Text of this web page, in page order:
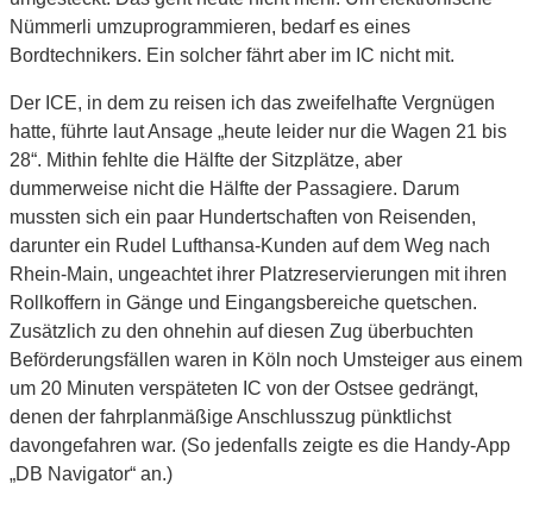
Nümmerli umzuprogrammieren, bedarf es eines
Bordtechnikers. Ein solcher fährt aber im IC nicht mit.
Der ICE, in dem zu reisen ich das zweifelhafte Vergnügen
hatte, führte laut Ansage „heute leider nur die Wagen 21 bis
28“. Mithin fehlte die Hälfte der Sitzplätze, aber
dummerweise nicht die Hälfte der Passagiere. Darum
mussten sich ein paar Hundertschaften von Reisenden,
darunter ein Rudel Lufthansa-Kunden auf dem Weg nach
Rhein-Main, ungeachtet ihrer Platzreservierungen mit ihren
Rollkoffern in Gänge und Eingangsbereiche quetschen.
Zusätzlich zu den ohnehin auf diesen Zug überbuchten
Beförderungsfällen waren in Köln noch Umsteiger aus einem
um 20 Minuten verspäteten IC von der Ostsee gedrängt,
denen der fahrplanmäßige Anschlusszug pünktlichst
davongefahren war. (So jedenfalls zeigte es die Handy-App
„DB Navigator“ an.)